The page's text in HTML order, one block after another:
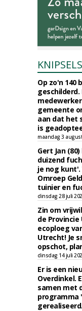
KNIPSELS
Op zo'n 140
geschilderd.
gemeente
aan dat het
is
maandag 3
Gert Jan
duizend
je nog
Omroep
tuinier en
dinsdag 28 juli
Zin om
de Provincie
ecoploeg
Utrecht! Je
opschot,
dinsdag 14 juli
Er is een
Overdinkel.
samen met
programma